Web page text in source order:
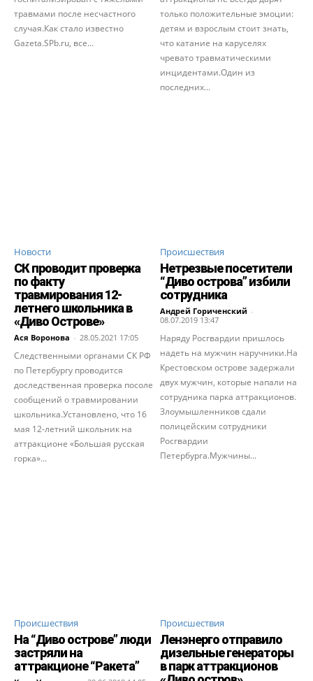
травмами после несчастного
случая.Как стало известно
Gazeta.SPb.ru, все...
только положительные эмоции:
детям и взрослым стоит знать,
что катание на каруселях
чревато травматическими
инцидентами.Один из
последних...
Новости
СК проводит проверка
по факту
травмирования 12-
летнего школьника в
«Диво Острове»
Ася Воронова - 28.05.2021 17:05
Следственными органами СК РФ
по Петербургу проводится
доследственная проверка посоле
сообщений о травмировании
школьника.Установлено, что 16
мая 12-летний школьник на
аттракционе «Большая русская
горка»...
Происшествия
Нетрезвые посетители
“Диво острова” избили
сотрудника
Андрей Гориченcкий -
08.07.2019 13:47
Наряду Росгвардии пришлось
надеть на мужчин наручники.На
Крестовском острове задержали
двух мужчин, которые напали на
сотрудника парка аттракционов.
Злоумышленников сдали
полицейским сотрудники
Росгвардии
Петербурга.Мужчины...
Происшествия
На “Диво острове” люди
застряли на
аттракционе “Ракета”
Происшествия
Ленэнерго отправило
дизельные генераторы
в парк аттракционов